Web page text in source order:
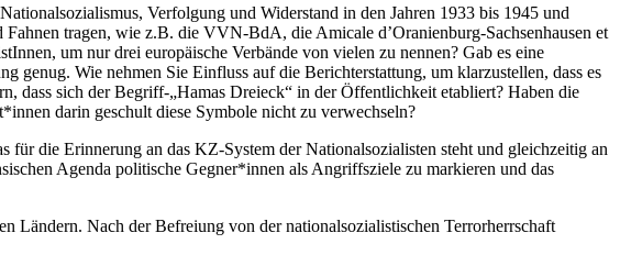
Verfolgung und Widerstand in den Jahren 1933 bis 1945 und
tragen, wie z.B. die VVN-BdA, die Amicale d’Oranienburg-Sachsenhausen et
um nur drei europäische Verbände von vielen zu nennen? Gab es eine
Wie nehmen Sie Einfluss auf die Berichterstattung, um klarzustellen, dass es
dass sich der Begriff-„Hamas Dreieck“ in der Öffentlichkeit etabliert? Haben die
darin geschult diese Symbole nicht zu verwechseln?
für die Erinnerung an das KZ-System der Nationalsozialisten steht und gleichzeitig an
Agenda politische Gegner*innen als Angriffsziele zu markieren und das
Ländern. Nach der Befreiung von der nationalsozialistischen Terrorherrschaft